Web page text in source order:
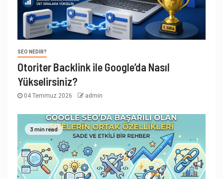
SEO NEDIR?
Otoriter Backlink ile Google’da Nasıl
Yükselirsiniz?
04 Temmuz 2026 admin
3 min read